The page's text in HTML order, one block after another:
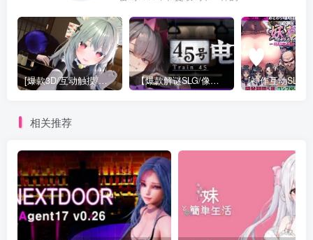
[爆款3D/互动触摸/动态]NtrMaster NTR大师 v0.4官方中文[PC+安卓盖世] 【爆款解谜SLG/像素动态】45号电车 45番电车 45番電車 Train45 v1.0.4.2 官中步兵[PC+安卓joi]14551
相关推荐